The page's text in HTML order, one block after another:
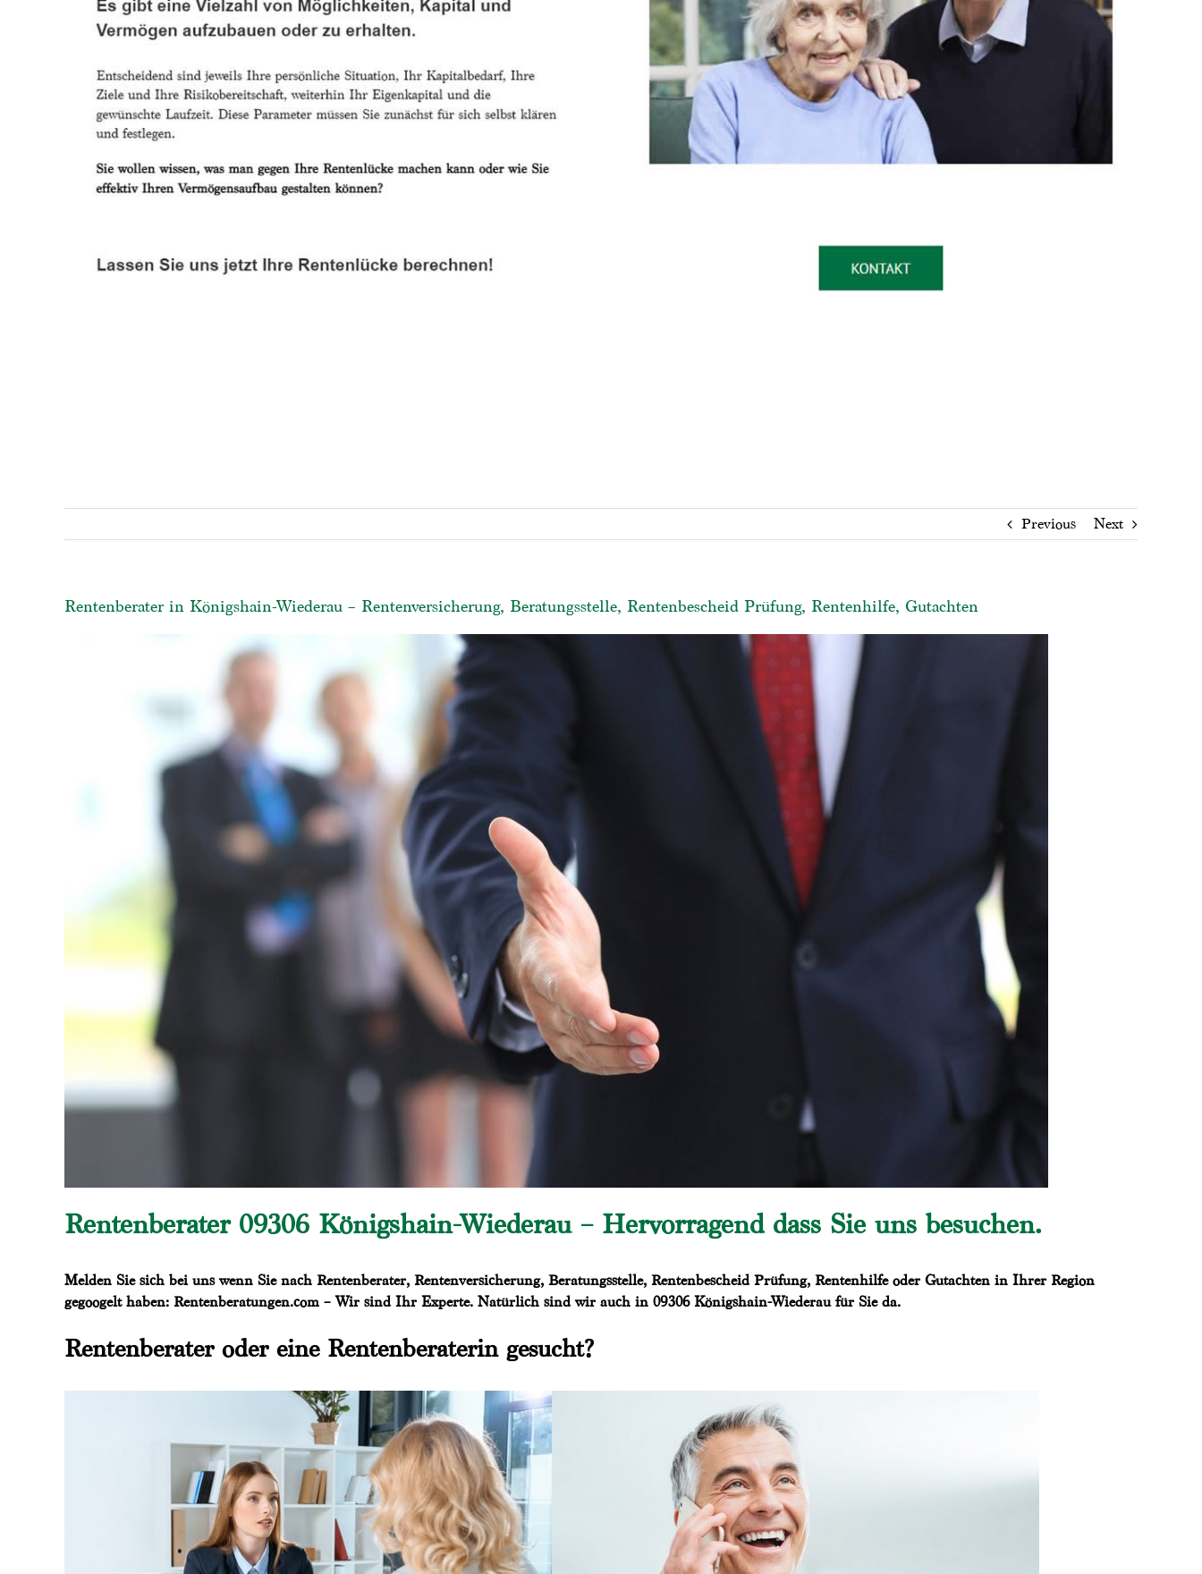
Previous Next
Rentenberater in Königshain-Wiederau – Rentenversicherung, Beratungsstelle, Rentenbescheid Prüfung, Rentenhilfe, Gutachten
Rentenberater 09306 Königshain-Wiederau – Hervorragend dass Sie uns besuchen.
Melden Sie sich bei uns wenn Sie nach Rentenberater, Rentenversicherung, Beratungsstelle, Rentenbescheid Prüfung, Rentenhilfe oder Gutachten in Ihrer Region
gegoogelt haben: Rentenberatungen.com – Wir sind Ihr Experte. Natürlich sind wir auch in 09306 Königshain-Wiederau für Sie da.
Rentenberater oder eine Rentenberaterin gesucht?